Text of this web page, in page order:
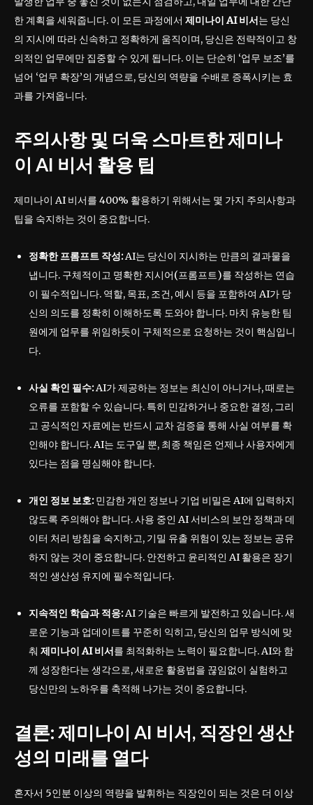
한 계획을 세워줍니다. 이 모든 과정에서 제미나이 AI 비서는 당신
의 지시에 따라 신속하고 정확하게 움직이며, 당신은 전략적이고 창
의적인 업무에만 집중할 수 있게 됩니다. 이는 단순히 ‘업무 보조’를
넘어 ‘업무 확장’의 개념으로, 당신의 역량을 수배로 증폭시키는 효
과를 가져옵니다.
주의사항 및 더욱 스마트한제미나
이 AI 비서 활용 팁
제미나이 AI 비서를 400% 활용하기 위해서는 몇 가지 주의사항과
팁을 숙지하는 것이 중요합니다.
정확한 프롬프트 작성:AI는 당신이 지시하는 만큼의 결과물을
냅니다. 구체적이고 명확한 지시어(프롬프트)를 작성하는 연습
이 필수적입니다. 역할, 목표, 조건, 예시 등을 포함하여 AI가 당
신의 의도를 정확히 이해하도록 도와야 합니다. 마치 유능한 팀
원에게 업무를 위임하듯이 구체적으로 요청하는 것이 핵심입니
다.
사실 확인 필수:AI가 제공하는 정보는 최신이 아니거나, 때로는
오류를 포함할 수 있습니다. 특히 민감하거나 중요한 결정, 그리
고 공식적인 자료에는 반드시 교차 검증을 통해 사실 여부를 확
인해야 합니다. AI는 도구일 뿐, 최종 책임은 언제나 사용자에게
있다는 점을 명심해야 합니다.
개인 정보 보호:민감한 개인 정보나 기업 비밀은 AI에 입력하지
않도록 주의해야 합니다. 사용 중인 AI 서비스의 보안 정책과 데
이터 처리 방침을 숙지하고, 기밀 유출 위험이 있는 정보는 공유
하지 않는 것이 중요합니다. 안전하고 윤리적인 AI 활용은 장기
적인 생산성 유지에 필수적입니다.
지속적인 학습과 적응:AI 기술은 빠르게 발전하고 있습니다. 새
로운 기능과 업데이트를 꾸준히 익히고, 당신의 업무 방식에 맞
춰 제미나이 AI 비서를 최적화하는 노력이 필요합니다. AI와 함
께 성장한다는 생각으로, 새로운 활용법을 끊임없이 실험하고
당신만의 노하우를 축적해 나가는 것이 중요합니다.
결론:제미나이 AI 비서, 직장인 생산
성의 미래를 열다
혼자서 5인분 이상의 역량을 발휘하는 직장인이 되는 것은 더 이상